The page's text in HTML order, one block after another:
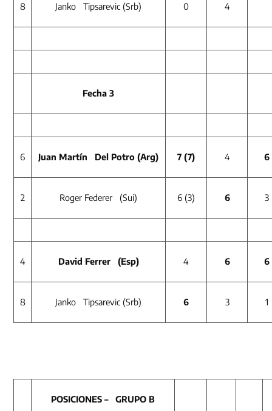
8 Janko Tipsarevic (Srb) 0 4
Fecha 3
6 Juan Martín Del Potro (Arg) 7(7) 4 6
2 Roger Federer (Sui) 6 (3) 6 3
4 David Ferrer (Esp) 4 6 6
8 Janko Tipsarevic (Srb) 6 3 1
POSICIONES – GRUPO B